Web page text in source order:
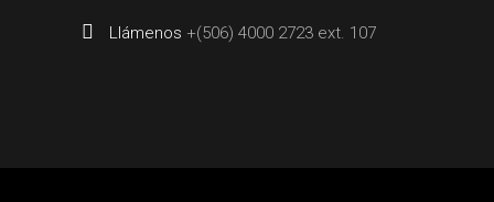
Llámenos +(506) 4000 2723 ext. 107